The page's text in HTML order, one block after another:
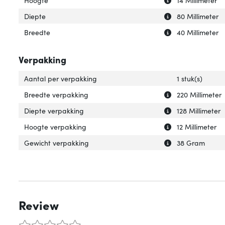
Uitleg over
Verberg uitleg
Diepte
80 Millimeter
Uitleg over
Verberg uitleg
Breedte 40 Millimeter
Verpakking
Aantal per verpakking
1 stuk(s)
Uitleg over
Verberg uitleg
Breedte verpakking
220 Millimeter
Uitleg over
Verberg uitleg
Diepte verpakking
128 Millimeter
Uitleg over
Verberg uitleg
Hoogte verpakking
12 Millimeter
Uitleg over
Verberg uitleg
Gewicht verpakking 38 Gram
Review